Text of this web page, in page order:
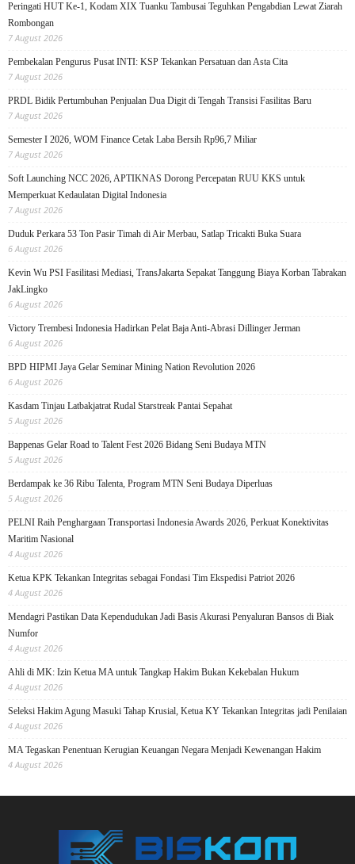
Peringati HUT Ke-1, Kodam XIX Tuanku Tambusai Teguhkan Pengabdian Lewat Ziarah
Rombongan
7 August 2026
Pembekalan Pengurus Pusat INTI: KSP Tekankan Persatuan dan Asta Cita
7 August 2026
PRDL Bidik Pertumbuhan Penjualan Dua Digit di Tengah Transisi Fasilitas Baru
7 August 2026
Semester I 2026, WOM Finance Cetak Laba Bersih Rp96,7 Miliar
7 August 2026
Soft Launching NCC 2026, APTIKNAS Dorong Percepatan RUU KKS untuk
Memperkuat Kedaulatan Digital Indonesia
7 August 2026
Duduk Perkara 53 Ton Pasir Timah di Air Merbau, Satlap Tricakti Buka Suara
6 August 2026
Kevin Wu PSI Fasilitasi Mediasi, TransJakarta Sepakat Tanggung Biaya Korban Tabrakan
JakLingko
6 August 2026
Victory Trembesi Indonesia Hadirkan Pelat Baja Anti-Abrasi Dillinger Jerman
6 August 2026
BPD HIPMI Jaya Gelar Seminar Mining Nation Revolution 2026
6 August 2026
Kasdam Tinjau Latbakjatrat Rudal Starstreak Pantai Sepahat
5 August 2026
Bappenas Gelar Road to Talent Fest 2026 Bidang Seni Budaya MTN
5 August 2026
Berdampak ke 36 Ribu Talenta, Program MTN Seni Budaya Diperluas
5 August 2026
PELNI Raih Penghargaan Transportasi Indonesia Awards 2026, Perkuat Konektivitas
Maritim Nasional
4 August 2026
Ketua KPK Tekankan Integritas sebagai Fondasi Tim Ekspedisi Patriot 2026
4 August 2026
Mendagri Pastikan Data Kependudukan Jadi Basis Akurasi Penyaluran Bansos di Biak
Numfor
4 August 2026
Ahli di MK: Izin Ketua MA untuk Tangkap Hakim Bukan Kekebalan Hukum
4 August 2026
Seleksi Hakim Agung Masuki Tahap Krusial, Ketua KY Tekankan Integritas jadi Penilaian
4 August 2026
MA Tegaskan Penentuan Kerugian Keuangan Negara Menjadi Kewenangan Hakim
4 August 2026